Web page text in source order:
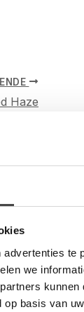
we
basis van
Haze